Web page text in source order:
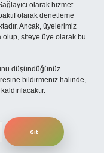
olarak hizmet
olarak denetleme
Ancak, üyelerimiz
olup, siteye üye olarak bu
düşündüğünüz
bildirmeniz halinde,